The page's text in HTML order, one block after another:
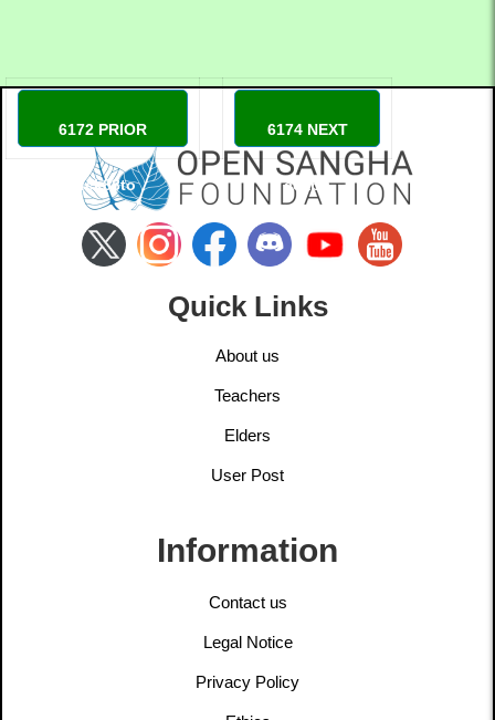
6172 PRIOR
luck88to
6174 NEXT
ccapo
Quick Links
About us
Teachers
Elders
User Post
Information
Contact us
Legal Notice
Privacy Policy